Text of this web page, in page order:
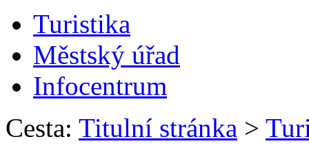
Turistika
Městský úřad
Infocentrum
Cesta: Titulní stránka >